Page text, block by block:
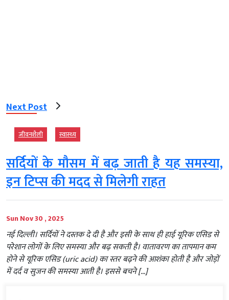
Next Post
जीवनशैली स्‍वास्‍थ्‍य
सर्दियों के मौसम में बढ़ जाती है यह समस्‍या,
इन टिप्‍स की मदद से मिलेगी राहत
Sun Nov 30 , 2025
नई दिल्ली। सर्दियों ने दस्तक दे दी है और इसी के साथ ही हाई यूरिक एसिड से
परेशान लोगों के लिए समस्या और बढ़ सकती है। वातावरण का तापमान कम
होने से यूरिक एसिड (uric acid) का स्तर बढ़ने की आशंका होती है और जोड़ों
में दर्द व सुजन की समस्या आती है। इससे बचने […]